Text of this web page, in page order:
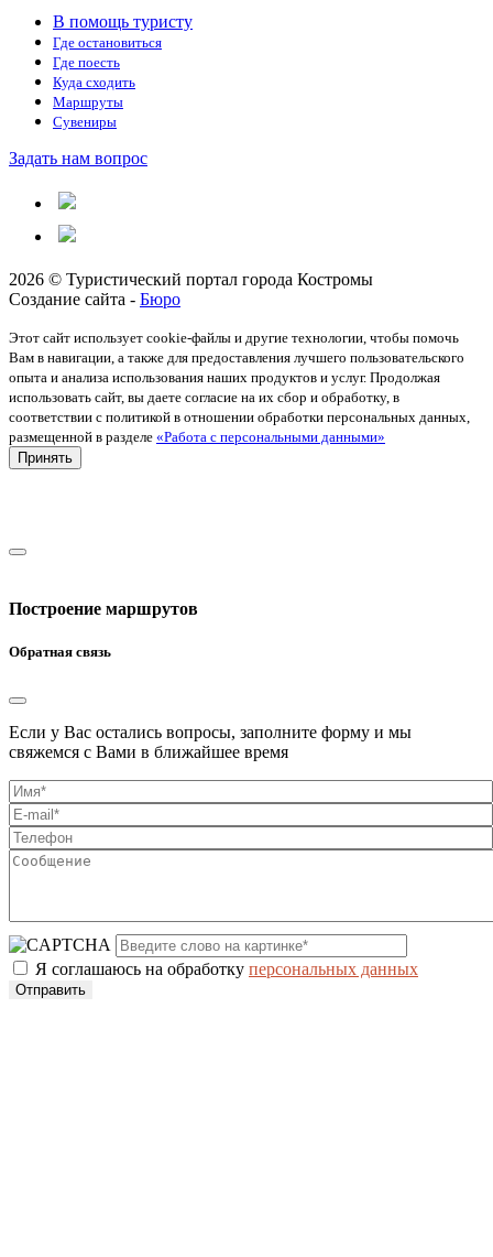
В помощь туристу
Где остановиться
Где поесть
Куда сходить
Маршруты
Сувениры
Задать нам вопрос
2026 © Туристический портал города Костромы
Создание сайта - Бюро
Этот сайт использует cookie-файлы и другие технологии, чтобы помочь
Вам в навигации, а также для предоставления лучшего пользовательского
опыта и анализа использования наших продуктов и услуг. Продолжая
использовать сайт, вы даете согласие на их сбор и обработку, в
соответствии с политикой в отношении обработки персональных данных,
размещенной в разделе «Работа с персональными данными»
Принять
Построение маршрутов
Обратная связь
Если у Вас остались вопросы, заполните форму и мы
свяжемся с Вами в ближайшее время
Я соглашаюсь на обработку персональных данных